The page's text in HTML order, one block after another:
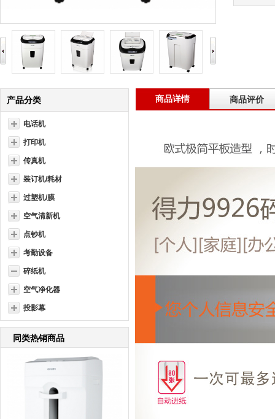
产品分类
电话机
打印机
传真机
装订机/耗材
过塑机/膜
空气清新机
点钞机
考勤设备
碎纸机
空气净化器
投影幕
同类热销商品
商品详情 商品评价